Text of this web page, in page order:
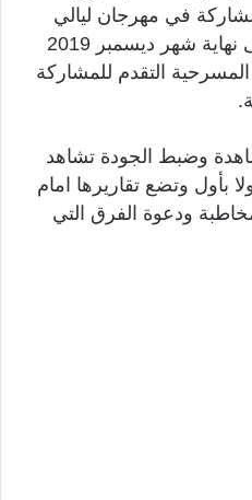
في مهرجان ليالي
المسرح الحر الدولي 15 حتى نهاية شهر ديسمبر 2019
التقدم للمشاركة
وضبط الجودة تشاهد
بأول وتضع تقاريرها امام
ودعوة الفرق التي